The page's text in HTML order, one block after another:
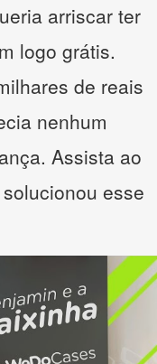
arriscar ter
logo grátis.
de reais
nenhum
Assista ao
esse